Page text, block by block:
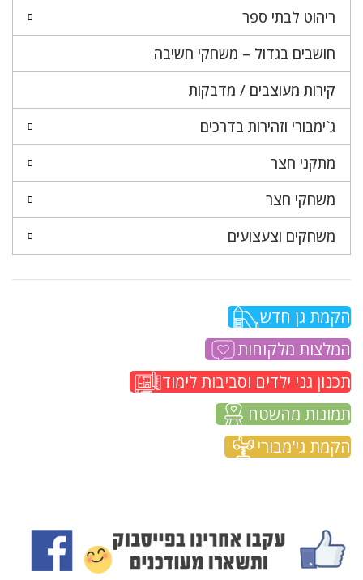
ריהוט לבתי ספר
חושבים בגדול – משחקי חשיבה
קירות מעוצבים / מדבקות
ג`ימבורי וזהירות בדרכים
מתקני חצר
משחקי חצר
משחקים וצעצועים
הקמת גן חדש
המלצות מלקוחות
תכנון גני ילדים וסביבות לימוד
תמונות מהשטח
הקמת גי'מבורי